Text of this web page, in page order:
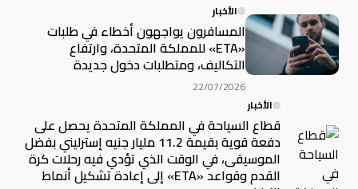
الأخبار
المسافرون يواجهون أخطاء في طلبات
«ETA» للمملكة المتحدة، وارتفاع
التكاليف، ومتطلبات دخول جديدة
22/07/2026
الأخبار
قطاع السياحة في المملكة المتحدة يحصل على
دفعة قوية بقيمة 11.2 مليار جنيه إسترليني بفضل
الموسيقى، في الوقت الذي تؤدي فيه رحلات كرة
القدم وقواعد «ETA» إلى إعادة تشكيل أنماط